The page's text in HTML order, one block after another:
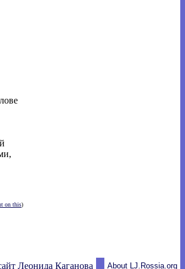
on this)
Леонида Каганова About LJ.Rossia.org